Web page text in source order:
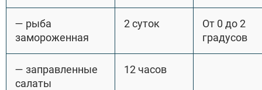
— рыба
замороженная
2 суток
От 0 до 2
градусов
— заправленные
салаты
12 часов